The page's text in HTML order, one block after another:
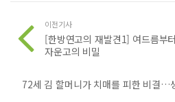
이전기사
[한방연고의 재발견1] 여드름부
자운고의 비밀
72세 김 할머니가 치매를 피한 비결…